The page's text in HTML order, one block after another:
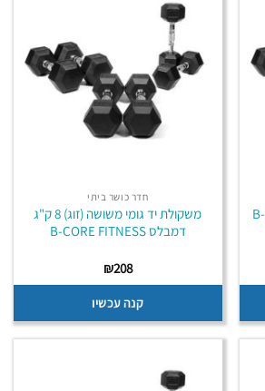
משקולת יד גומי משושה (זוג) 7 ק"ג B-
חדר כושר ביתי
משקולת יד גומי משושה (זוג) 8 ק"ג
דמבלס B-CORE FITNESS
₪208
קנה עכשיו